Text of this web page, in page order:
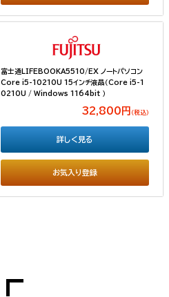
富士通LIFEBOOKA5510/EX ノートパソコン
Core i5-10210U 15インチ液晶（Core i5-1
0210U / Windows 1164bit ）
32,800円 （税込）
お気入り登録
詳しく見る